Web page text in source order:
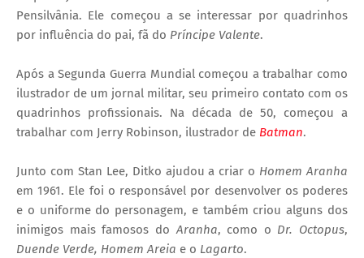
Pensilvânia. Ele começou a se interessar por quadrinhos
por influência do pai, fã do Príncipe Valente.
Após a Segunda Guerra Mundial começou a trabalhar como
ilustrador de um jornal militar, seu primeiro contato com os
quadrinhos profissionais. Na década de 50, começou a
trabalhar com Jerry Robinson, ilustrador de Batman.
Junto com Stan Lee, Ditko ajudou a criar o Homem Aranha
em 1961. Ele foi o responsável por desenvolver os poderes
e o uniforme do personagem, e também criou alguns dos
inimigos mais famosos do Aranha, como o Dr. Octopus,
Duende Verde, Homem Areia e o Lagarto.